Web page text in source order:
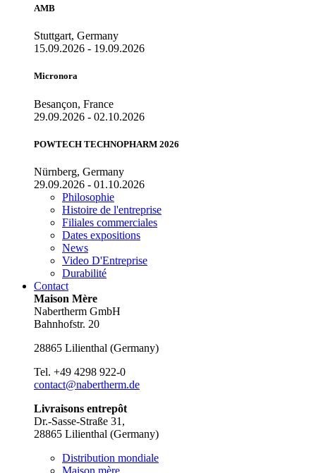
AMB
Stuttgart, Germany
15.09.2026 - 19.09.2026
Micronora
Besançon, France
29.09.2026 - 02.10.2026
POWTECH TECHNOPHARM 2026
Nürnberg, Germany
29.09.2026 - 01.10.2026
Philosophie
Histoire de l'entreprise
Filiales commerciales
Dates expositions
News
Video D'Entreprise
Durabilité
Contact
Maison Mère
Nabertherm GmbH
Bahnhofstr. 20
28865 Lilienthal (Germany)
Tel. +49 4298 922-0
contact@nabertherm.de
Livraisons entrepôt
Dr.-Sasse-Straße 31,
28865 Lilienthal (Germany)
Distribution mondiale
Maison mère